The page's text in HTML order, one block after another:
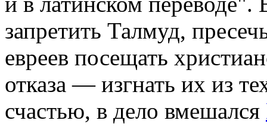
запретить Талмуд,
евреев посещать
отказа — изгнать их из
счастью, в дело вмешался